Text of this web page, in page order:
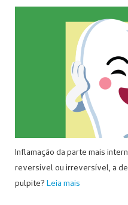
Inflamação da parte mais
reversível ou irreversível, a
pulpite? Leia mais